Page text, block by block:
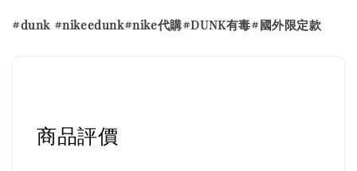
#dunk #nikeedunk#nike代購#DUNK有毒#國外限定款
商品評價